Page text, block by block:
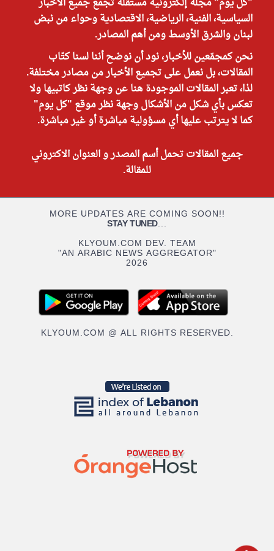
السياسية، الفنية، الرياضية، الاقتصادية وحواء من نبض
لبنان والشرق الأوسط ومن أهم المصادر.
نحن كمجمّعين للأخبار، نود أن نوضح أننا لسنا كتّاب
المقالات، بل نعمل على تجميع الأخبار من مصادر مختلفة.
لذا، تعبر المقالات الموجودة هنا عن وجهة نظر كاتبيها ولا
تعكس بأي شكل من الأشكال وجهة نظر موقع "كل يوم"
كما لا يترتب عليها أي مسؤولية مباشرة أو غير مباشرة.
جميع المقالات تحمل أسم المصدر و العنوان الاكتروني
للمقالة.
MORE UPDATES ARE COMING SOON!!
STAY TUNED...
KLYOUM.COM DEV. TEAM
"AN ARABIC NEWS AGGREGATOR"
2026
KLYOUM.COM @ ALL RIGHTS RESERVED.